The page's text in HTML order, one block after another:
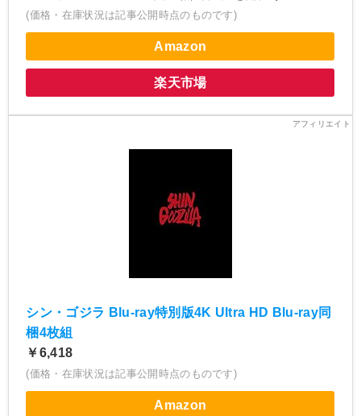
(価格・在庫状況は記事公開時点のものです)
Amazon
楽天市場
シン・ゴジラ Blu-ray特別版4K Ultra HD Blu-ray同
梱4枚組
￥6,418
(価格・在庫状況は記事公開時点のものです)
Amazon